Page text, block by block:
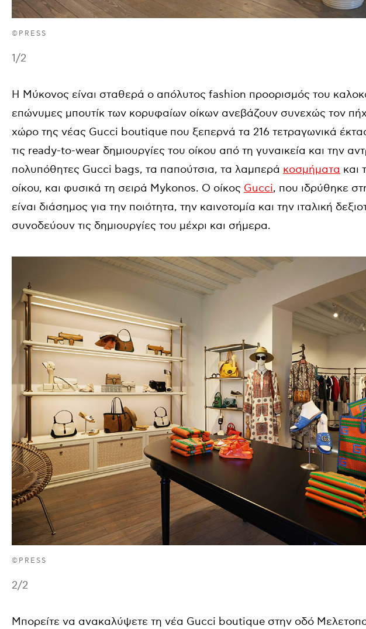
©PRESS
1/2
Η Μύκονος είναι σταθερά ο απόλυτος fashion προορισμός του
επώνυμες μπουτίκ των κορυφαίων οίκων ανεβάζουν συνεχώς τον
χώρο της νέας Gucci boutique που ξεπερνά τα 216 τετραγωνικά
τις ready-to-wear δημιουργίες του οίκου από τη γυναικεία και την
πολυπόθητες Gucci bags, τα παπούτσια, τα λαμπερά κοσμήματα και
οίκου, και φυσικά τη σειρά Mykonos. Ο οίκος Gucci, που ιδρύθηκε
είναι διάσημος για την ποιότητα, την καινοτομία και την ιταλική
συνοδεύουν τις δημιουργίες του μέχρι και σήμερα.
©PRESS
2/2
Μπορείτε να ανακαλύψετε τη νέα Gucci boutique στην οδό